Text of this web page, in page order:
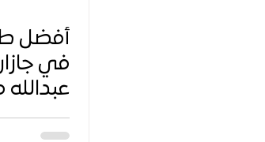
أفضل
في